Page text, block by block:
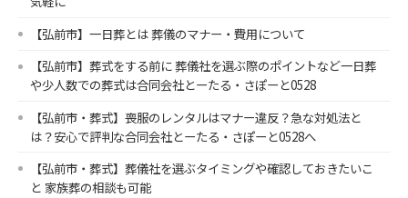
【弘前市】一日葬とは 葬儀のマナー・費用について
【弘前市】葬式をする前に 葬儀社を選ぶ際のポイントなど一日葬
や少人数での葬式は合同会社とーたる・さぽーと0528
【弘前市・葬式】喪服のレンタルはマナー違反？急な対処法と
は？安心で評判な合同会社とーたる・さぽーと0528へ
【弘前市・葬式】葬儀社を選ぶタイミングや確認しておきたいこ
と 家族葬の相談も可能